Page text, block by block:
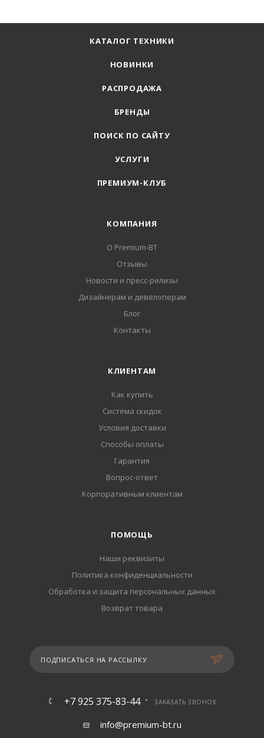
КАТАЛОГ ТЕХНИКИ
НОВИНКИ
РАСПРОДАЖА
БРЕНДЫ
ПОИСК ПО САЙТУ
УСЛУГИ
ПРЕМИУМ-КЛУБ
КОМПАНИЯ
О Premium-BT
Отзывы
Новости и пресс-релизы
Дизайнерам и девелоперам
Блог
Контакты
КЛИЕНТАМ
Как купить
Система скидок
Условия доставки
Способы оплаты
Гарантия
Вопрос-ответ
Корпоративным клиентам
ПОМОЩЬ
Наши реквизиты
Политика конфиденциальности
Обработка и защита персональных данных
Возврат товара
ПОДПИСАТЬСЯ НА РАССЫЛКУ
+7 925 375-83-44 ЗАКАЗАТЬ ЗВОНОК
info@premium-bt.ru